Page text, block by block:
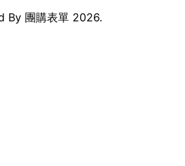
By 團購表單 2026.